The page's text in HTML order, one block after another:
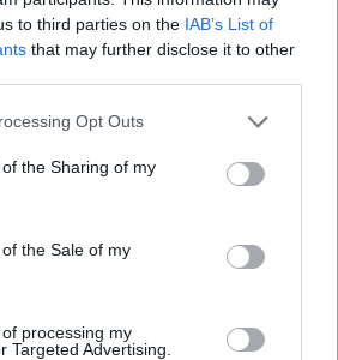
to third parties on the IAB’s List of
that may further disclose it to other
Opt Outs
the Sharing of my
the Sale of my
processing my
Targeted Advertising.
sera pas publiée.